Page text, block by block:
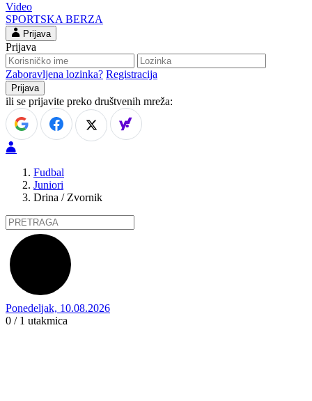
Video
SPORTSKA BERZA
Prijava
Prijava
Zaboravljena lozinka? Registracija
ili se prijavite preko društvenih mreža:
Fudbal
Juniori
Drina / Zvornik
Ponedeljak, 10.08.2026
0 / 1 utakmica